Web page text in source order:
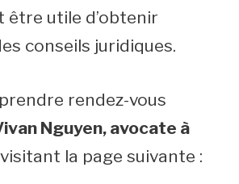
être utile d’obtenir
conseils juridiques.
rendez-vous
Nguyen, avocate à
la page suivante :